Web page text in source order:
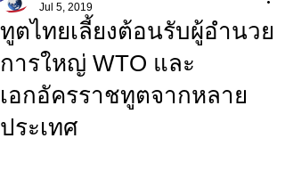
ทูตไทยเลี้ยงต้อนรับผู้อำนวย
การใหญ่ WTO และ
เอกอัครราชทูตจากหลาย
ประเทศ
Jul 5, 2019